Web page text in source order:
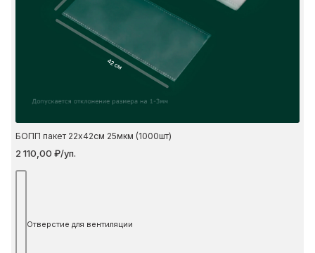
42 см
БОПП пакет 22х42см 25мкм (1000шт)
2 110,00 ₽/уп.
Отверстие для вентиляции